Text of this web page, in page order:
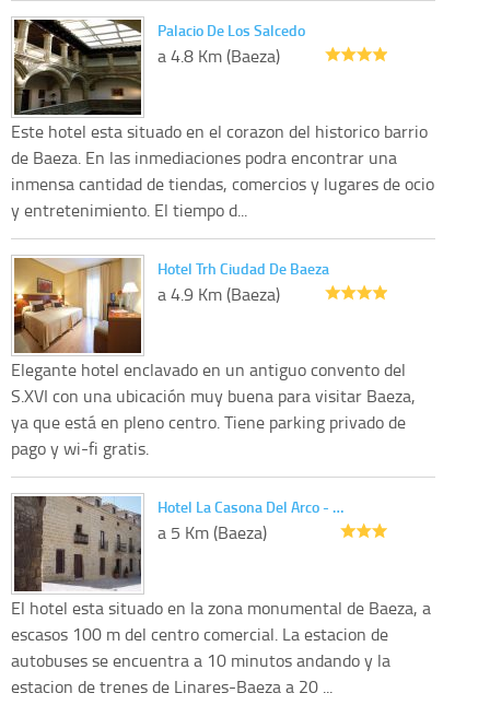
Palacio De Los Salcedo
a 4.8 Km (Baeza)
Este hotel esta situado en el corazon del historico barrio
de Baeza. En las inmediaciones podra encontrar una
inmensa cantidad de tiendas, comercios y lugares de ocio
y entretenimiento. El tiempo d...
Hotel Trh Ciudad De Baeza
a 4.9 Km (Baeza)
Elegante hotel enclavado en un antiguo convento del
S.XVI con una ubicación muy buena para visitar Baeza,
ya que está en pleno centro. Tiene parking privado de
pago y wi-fi gratis.
Hotel La Casona Del Arco - …
a 5 Km (Baeza)
El hotel esta situado en la zona monumental de Baeza, a
escasos 100 m del centro comercial. La estacion de
autobuses se encuentra a 10 minutos andando y la
estacion de trenes de Linares-Baeza a 20 ...